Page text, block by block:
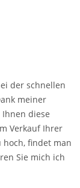
der schnellen
meiner
diese
Verkauf Ihrer
findet man
Sie mich ich